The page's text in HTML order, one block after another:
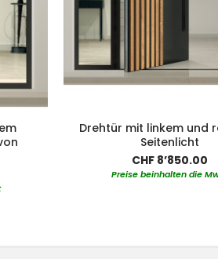
Drehtür mit linkem und
Seitenlicht
CHF 8’850.00
Preise beinhalten die